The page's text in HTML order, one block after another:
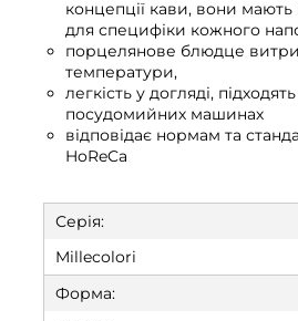
концепції кави, вони мають
для специфіки кожного
порцелянове блюдце
температури,
легкість у догляді,
посудомийних машинах
відповідає нормам та
HoReCa
Серія:
Millecolori
Форма: